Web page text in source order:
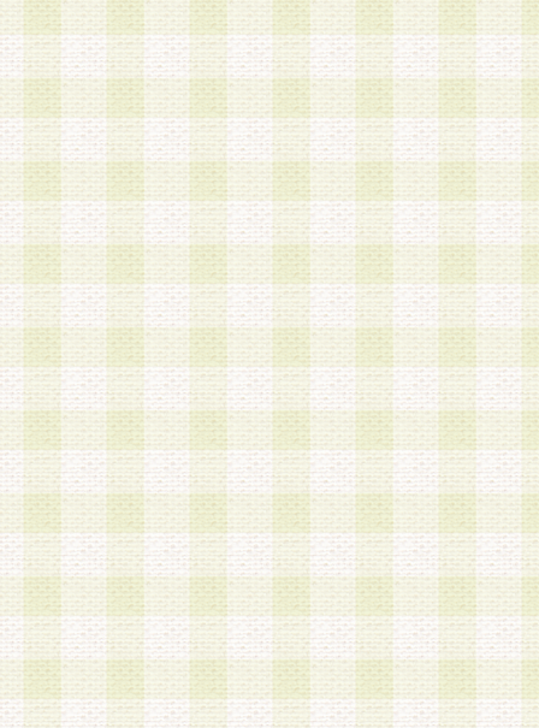
3.会員は、会員登録の際に申告する登録情報の全
いかなる虚偽の申告をも行ってはならないものと
4.会員は、複数のログインＩＤおよびパスワード
いものとします。
第4条 ログインIDおよびパスワードの管理
1.会員は、会員登録後、本サイト内にて本サービ
加する際には、前条に基づき当社から付与された
スワードを使用するものとします。
2.登録の際に当社が付与したログインIDおよびパ
の使用に関しては、全て会員本人がその責任を負
3.会員は、当社から付与されたログインIDおよび
貸与、名義変更、売買その他形態を問わず第三者
ならないものとします。
4.当社は、会員によるログインIDおよびパスワー
盗用など第三者の利用に伴う損害の発生について
き事由の有無、その他原因の如何を問わず、一切
のとします。
第5条 会員の登録情報
1.当社は、会員の登録情報に含まれる氏名・住所